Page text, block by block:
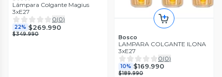
Lámpara Colgante Magius
3xE27
0(0)
22% $269.990
$349.990 Bosco
LAMPARA COLGANTE ILONA
3xE27
0(0)
10% $169.990
$189.990